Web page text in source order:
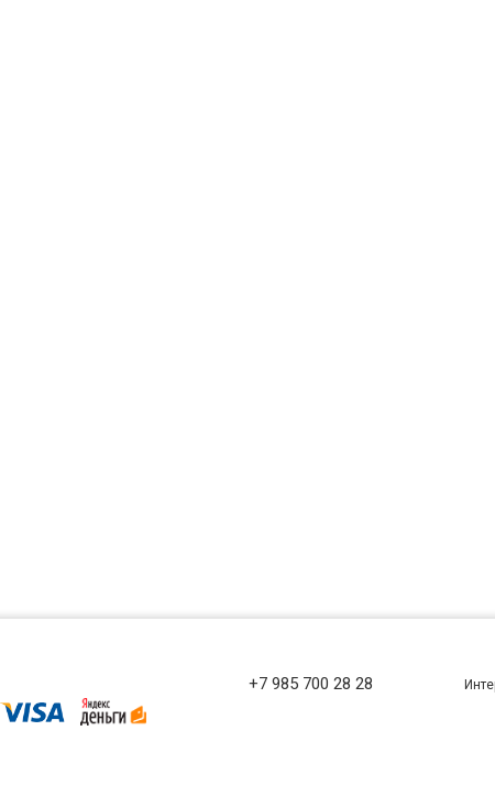
+7 985 700 28 28